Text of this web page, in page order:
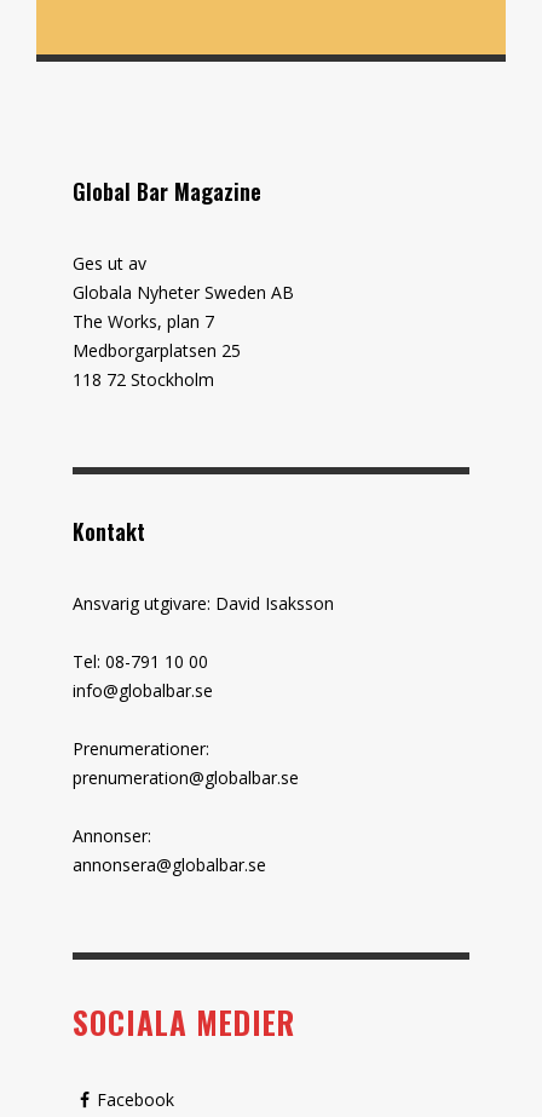
Global Bar Magazine
Ges ut av
Globala Nyheter Sweden AB
The Works, plan 7
Medborgarplatsen 25
118 72 Stockholm
Kontakt
Ansvarig utgivare: David Isaksson
Tel: 08-791 10 00
info@globalbar.se
Prenumerationer:
prenumeration@globalbar.se
Annonser:
annonsera@globalbar.se
SOCIALA MEDIER
Facebook